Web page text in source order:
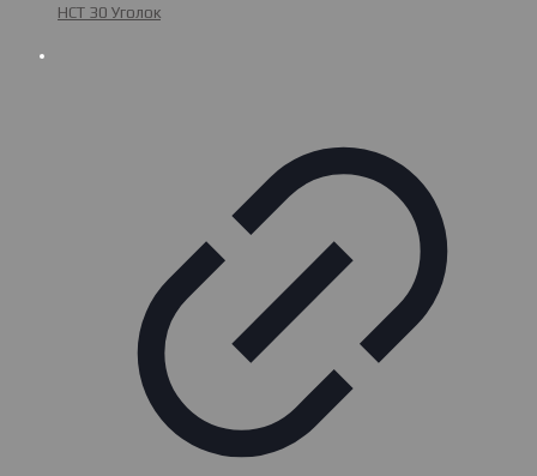
НСТ 30 Уголок